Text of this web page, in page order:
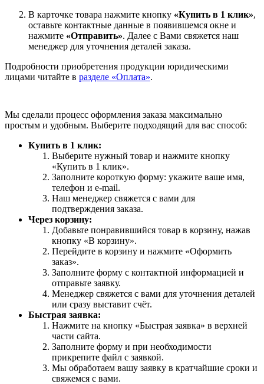
В карточке товара нажмите кнопку «Купить в 1 клик»,
оставьте контактные данные в появившемся окне и
нажмите «Отправить». Далее с Вами свяжется наш
менеджер для уточнения деталей заказа.
Подробности приобретения продукции юридическими
лицами читайте в разделе «Оплата».
Мы сделали процесс оформления заказа максимально
простым и удобным. Выберите подходящий для вас способ:
Купить в 1 клик:
Выберите нужный товар и нажмите кнопку
«Купить в 1 клик».
Заполните короткую форму: укажите ваше имя,
телефон и e-mail.
Наш менеджер свяжется с вами для
подтверждения заказа.
Через корзину:
Добавьте понравившийся товар в корзину, нажав
кнопку «В корзину».
Перейдите в корзину и нажмите «Оформить
заказ».
Заполните форму с контактной информацией и
отправьте заявку.
Менеджер свяжется с вами для уточнения деталей
или сразу выставит счёт.
Быстрая заявка:
Нажмите на кнопку «Быстрая заявка» в верхней
части сайта.
Заполните форму и при необходимости
прикрепите файл с заявкой.
Мы обработаем вашу заявку в кратчайшие сроки и
свяжемся с вами.